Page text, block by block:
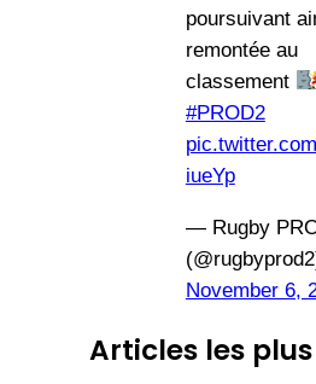
poursuivant
remontée au
classement
#PROD2
iueYp
— Rugby
November 6,
Articles les